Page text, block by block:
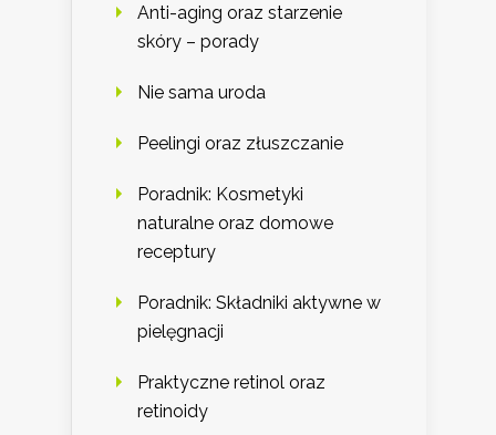
Anti-aging oraz starzenie
skóry – porady
Nie sama uroda
Peelingi oraz złuszczanie
Poradnik: Kosmetyki
naturalne oraz domowe
receptury
Poradnik: Składniki aktywne w
pielęgnacji
Praktyczne retinol oraz
retinoidy